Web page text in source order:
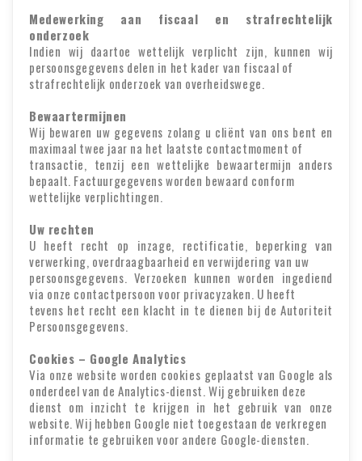
Medewerking aan fiscaal en strafrechtelijk
onderzoek
Indien wij daartoe wettelijk verplicht zijn, kunnen wij
persoonsgegevens delen in het kader van fiscaal of
strafrechtelijk onderzoek van overheidswege.
Bewaartermijnen
Wij bewaren uw gegevens zolang u cliënt van ons bent en
maximaal twee jaar na het laatste contactmoment of
transactie, tenzij een wettelijke bewaartermijn anders
bepaalt. Factuurgegevens worden bewaard conform
wettelijke verplichtingen.
Uw rechten
U heeft recht op inzage, rectificatie, beperking van
verwerking, overdraagbaarheid en verwijdering van uw
persoonsgegevens. Verzoeken kunnen worden ingediend
via onze contactpersoon voor privacyzaken. U heeft
tevens het recht een klacht in te dienen bij de Autoriteit
Persoonsgegevens.
Cookies – Google Analytics
Via onze website worden cookies geplaatst van Google als
onderdeel van de Analytics-dienst. Wij gebruiken deze
dienst om inzicht te krijgen in het gebruik van onze
website. Wij hebben Google niet toegestaan de verkregen
informatie te gebruiken voor andere Google-diensten.